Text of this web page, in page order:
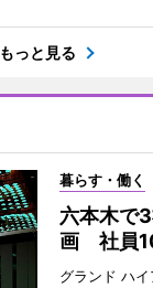
もっと見る
暮らす・働く
六本木で
画 社員
グランド ハ